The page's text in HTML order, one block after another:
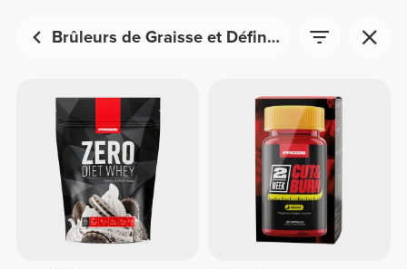
Brûleurs de Graisse et Définition Musculaire